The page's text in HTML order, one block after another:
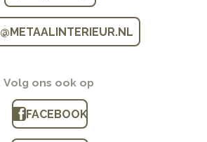
@METAALINTERIEUR.NL
Volg ons ook op
FACEBOOK